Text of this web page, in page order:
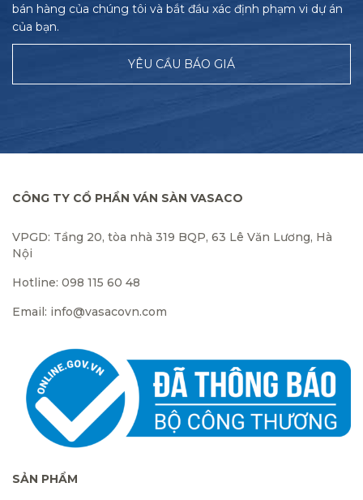
bán hàng của chúng tôi và bắt đầu xác định phạm vi dự án
của bạn.
YÊU CẦU BÁO GIÁ
CÔNG TY CỔ PHẦN VÁN SÀN VASACO
VPGD: Tầng 20, tòa nhà 319 BQP, 63 Lê Văn Lương, Hà
Nội
Hotline: 098 115 60 48
Email: info@vasacovn.com
SẢN PHẨM